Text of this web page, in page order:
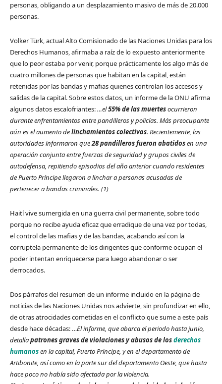
personas, obligando a un desplazamiento masivo de más de 20.000
personas.
Volker Türk, actual Alto Comisionado de las Naciones Unidas para los
Derechos Humanos, afirmaba a raíz de lo expuesto anteriormente
que lo peor estaba por venir, porque prácticamente los algo más de
cuatro millones de personas que habitan en la capital, están
retenidas por las bandas y mafias quienes controlan los accesos y
salidas de la capital. Sobre estos datos, un informe de la ONU afirma
algunos datos escalofriantes:…el55% de las muertesocurrieron
durante enfrentamientos entre pandilleros y policías. Más preocupante
aún es el aumento delinchamientos colectivos. Recientemente, las
autoridades informaron que28 pandilleros fueron abatidosen una
operación conjunta entre fuerzas de seguridad y grupos civiles de
autodefensa, repitiendo episodios del año anterior cuando residentes
de Puerto Príncipe llegaron a linchar a personas acusadas de
pertenecer a bandas criminales. (1)
Haití vive sumergida en una guerra civil permanente, sobre todo
porque no recibe ayuda eficaz que erradique de una vez por todas,
el control de las mafias y de las bandas, acabando así con la
corruptela permanente de los dirigentes que conforme ocupan el
poder intentan enriquecerse para luego abandonar o ser
derrocados.
Dos párrafos del resumen de un informe incluido en la página de
noticias de las Naciones Unidas nos advierte, sin profundizar en ello,
de otras atrocidades cometidas en el conflicto que sume a este país
desde hace décadas: …El informe, que abarca el periodo hasta junio,
detallapatrones graves de violaciones y abusos de losderechos
humanosen la capital, Puerto Príncipe, y en el departamento de
Artibonite, así como en la parte sur del departamento Oeste, que hasta
hace poco no había sido afectada por la violencia.